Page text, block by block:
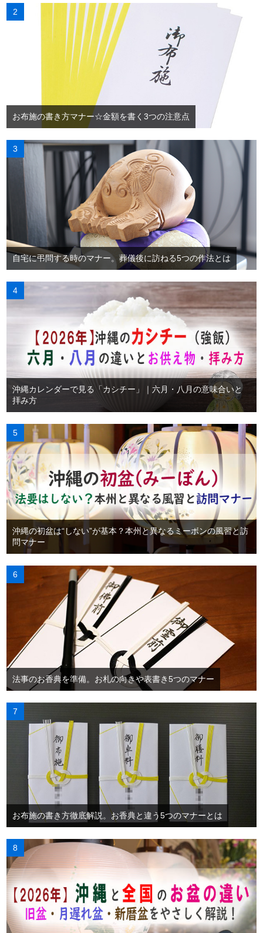
お布施の書き方マナー☆金額を書く3つの注意点
自宅に弔問する時のマナー。葬儀後に訪ねる5つの作法とは
沖縄カレンダーで見る「カシチー」｜六月・八月の意味合いと
拝み方
沖縄の初盆は“しない”が基本？本州と異なるミーボンの風習と訪
問マナー
法事のお香典を準備。お札の向きや表書き5つのマナー
お布施の書き方徹底解説。お香典と違う5つのマナーとは